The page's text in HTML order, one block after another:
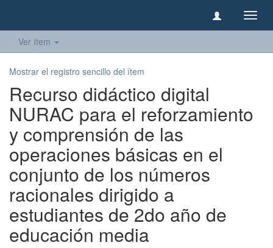
Ver ítem
Mostrar el registro sencillo del ítem
Recurso didáctico digital
NURAC para el reforzamiento
y comprensión de las
operaciones básicas en el
conjunto de los números
racionales dirigido a
estudiantes de 2do año de
educación media